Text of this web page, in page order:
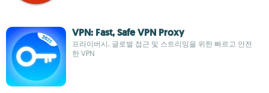
VPN: Fast, Safe VPN Proxy
프라이버시, 글로벌 접근 및 스트리밍을 위한 빠르고 안전
한 VPN